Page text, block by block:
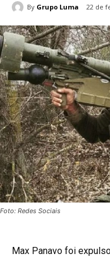
By Grupo Luma 22 de
Foto: Redes Sociais
Max Panavo foi